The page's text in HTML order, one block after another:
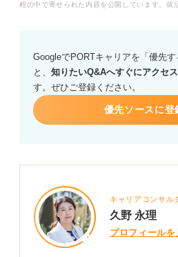
べきことや、この業界で活躍する
どがあれば、アドバイスをお願い
程の中で寄せられた内容を公開しています。就
GoogleでPORTキャリアを「優先
と、 知りたいQ&Aへすぐにアクセ
す。ぜひご登録ください。
優先ソースに登
キャリアコンサル
久野 永理
プロフィールを